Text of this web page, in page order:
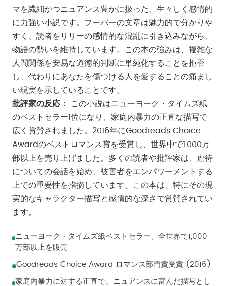
マを繊細かつニュアンス豊かに扱った、生々しく感情的
に力強い小説です。フーバーの文章は魅力的で分かりや
すく、読者をリリーの感情的な混乱に引き込みながら、
物語の勢いを維持しています。この本の強みは、複雑な
人間関係を安易な道徳的判断に単純化することを拒否
し、代わりにあなたを傷つける人を愛することの痛まし
い現実を示していることです。
批評家の反応：
この小説はニューヨーク・タイムズ紙
のベストセラー1位になり、家庭内暴力の正直な描写で
広く賞賛されました。2016年にGoodreads Choice
Awardのベストロマンス賞を受賞し、世界中で1,000万
部以上を売り上げました。多くの読者や批評家は、虐待
についての会話を始め、被害者をエンパワーメントする
上での重要性を指摘しています。この本は、特にその現
実的なキャラクター描写と感情的な深さで賞賛されてい
ます。
ニューヨーク・タイムズ紙ベストセラー、全世界で1,000
万部以上を販売
Goodreads Choice Award ロマンス部門賞受賞 (2016)
家庭内暴力に対する正直で、ニュアンスに富んだ描写とし